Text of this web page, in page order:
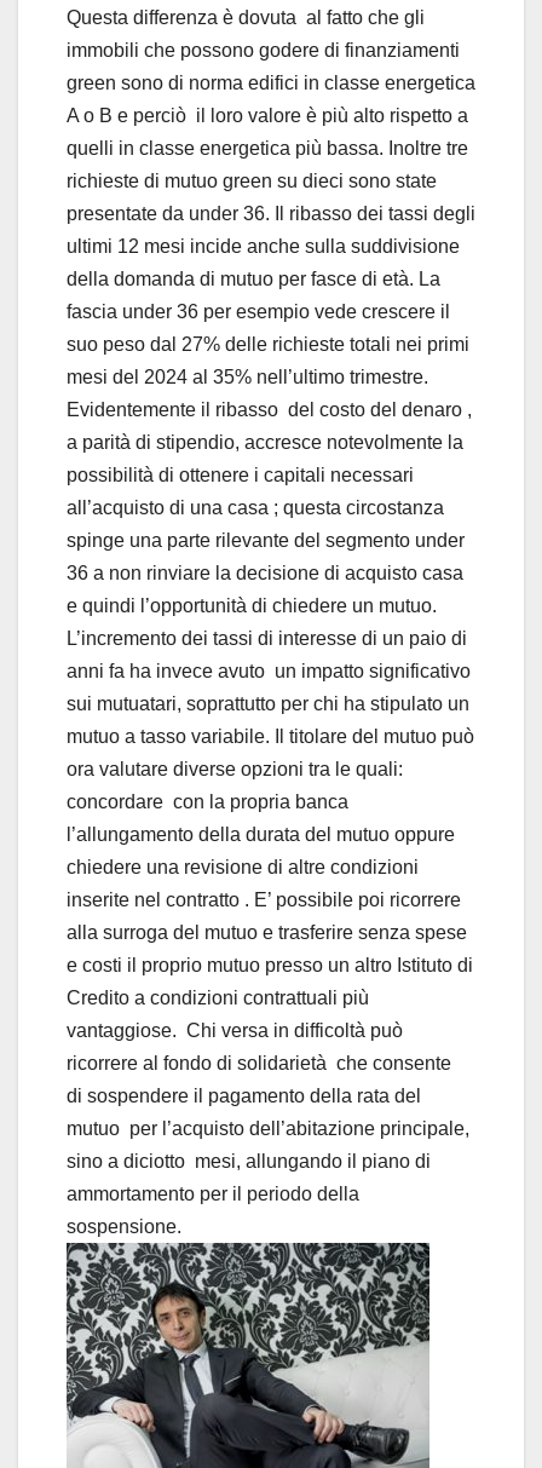
Questa differenza è dovuta al fatto che gli
immobili che possono godere di finanziamenti
green sono di norma edifici in classe energetica
A o B e perciò il loro valore è più alto rispetto a
quelli in classe energetica più bassa. Inoltre tre
richieste di mutuo green su dieci sono state
presentate da under 36. Il ribasso dei tassi degli
ultimi 12 mesi incide anche sulla suddivisione
della domanda di mutuo per fasce di età. La
fascia under 36 per esempio vede crescere il
suo peso dal 27% delle richieste totali nei primi
mesi del 2024 al 35% nell’ultimo trimestre.
Evidentemente il ribasso del costo del denaro ,
a parità di stipendio, accresce notevolmente la
possibilità di ottenere i capitali necessari
all’acquisto di una casa ; questa circostanza
spinge una parte rilevante del segmento under
36 a non rinviare la decisione di acquisto casa
e quindi l’opportunità di chiedere un mutuo.
L’incremento dei tassi di interesse di un paio di
anni fa ha invece avuto un impatto significativo
sui mutuatari, soprattutto per chi ha stipulato un
mutuo a tasso variabile. Il titolare del mutuo può
ora valutare diverse opzioni tra le quali:
concordare con la propria banca
l’allungamento della durata del mutuo oppure
chiedere una revisione di altre condizioni
inserite nel contratto . E’ possibile poi ricorrere
alla surroga del mutuo e trasferire senza spese
e costi il proprio mutuo presso un altro Istituto di
Credito a condizioni contrattuali più
vantaggiose. Chi versa in difficoltà può
ricorrere al fondo di solidarietà che consente
di sospendere il pagamento della rata del
mutuo per l’acquisto dell’abitazione principale,
sino a diciotto mesi, allungando il piano di
ammortamento per il periodo della
sospensione.